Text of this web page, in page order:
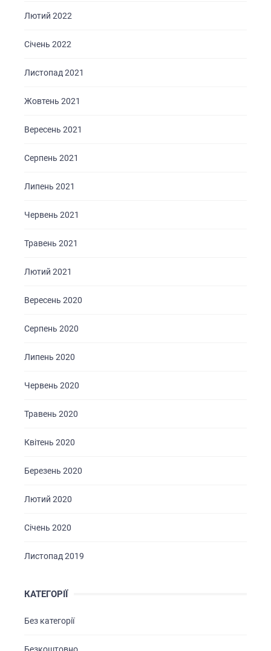
Лютий 2022
Січень 2022
Листопад 2021
Жовтень 2021
Вересень 2021
Серпень 2021
Липень 2021
Червень 2021
Травень 2021
Лютий 2021
Вересень 2020
Серпень 2020
Липень 2020
Червень 2020
Травень 2020
Квітень 2020
Березень 2020
Лютий 2020
Січень 2020
Листопад 2019
КАТЕГОРІЇ
Без категорії
Безкоштовно